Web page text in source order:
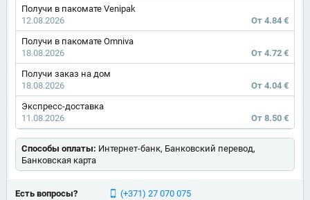
Получи в пакомате Venipak
12.08.2026
От 4.84 €
Получи в пакомате Omniva
18.08.2026
От 4.72 €
Получи заказ на дом
18.08.2026
От 4.04 €
Экспресс-доставка
11.08.2026
От 8.50 €
Способы оплаты: Интернет-банк, Банковский перевод,
Банковская карта
Есть вопросы?
(+371) 27 070 075